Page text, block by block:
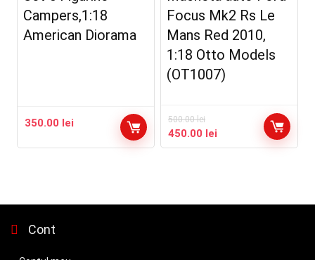
Campers,1:18
American Diorama
350.00 lei
Focus Mk2 Rs Le
Mans Red 2010,
1:18 Otto Models
(OT1007)
500.00lei
Prețul
inițial
450.00 lei
curent
Cont